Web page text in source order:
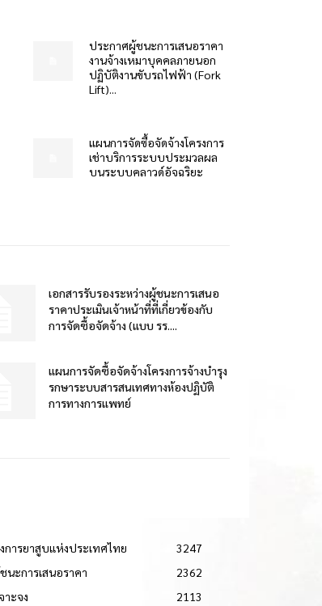
ประกาศผู้ชนะการเสนอราคา
งานจ้างเหมาบุคคลภายนอก
ปฏิบัติงานขับรถไฟฟ้า (Fork
Lift)...
แผนการจัดซื้อจัดจ้างโครงการ
เช่าบริการระบบประมวลผล
บนระบบคลาวด์อัจฉริยะ
เอกสารรับรองระหว่างผู้ชนะการเสนอ
ราคาประเมินเจ้าหน้าที่ที่เกี่ยวข้องกับ
การจัดซื้อจัดจ้าง (แบบ รร....
แผนการจัดซื้อจัดจ้างโครงการจ้างบำรุง
รกษาระบบสารสนเทศทางห้องปฏิบัติ
การทางการแพทย์
การยาสูบแห่งประเทศไทย
3247
นะการเสนอราคา
2362
าะจง
2113